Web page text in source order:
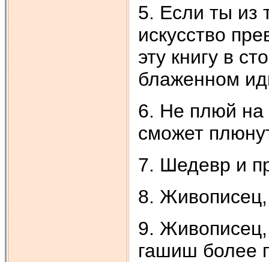
5. Если ты из
искусство
эту книгу в
блаженном
6. Не плюй на
сможет
7. Шедевр и
8.
9. Живописец,
гашиш более